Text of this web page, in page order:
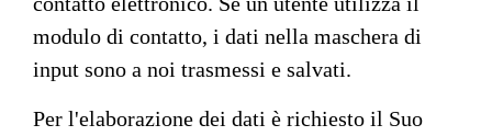
modulo di contatto, i dati nella maschera di
input sono a noi trasmessi e salvati.
Per l'elaborazione dei dati è richiesto il Suo